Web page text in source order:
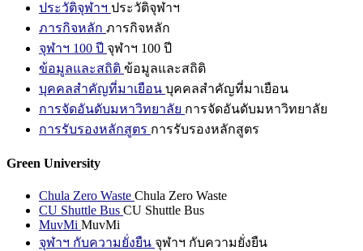
ประวัติจุฬาฯ ประวัติจุฬาฯ
ภารกิจหลัก ภารกิจหลัก
จุฬาฯ 100 ปี จุฬาฯ 100 ปี
ข้อมูลและสถิติ ข้อมูลและสถิติ
บุคคลสำคัญที่มาเยือน บุคคลสำคัญที่มาเยือน
การจัดอันดับมหาวิทยาลัย การจัดอันดับมหาวิทยาลัย
การรับรองหลักสูตร การรับรองหลักสูตร
Green University
Chula Zero Waste Chula Zero Waste
CU Shuttle Bus CU Shuttle Bus
MuvMi MuvMi
จุฬาฯ กับความยั่งยืน จุฬาฯ กับความยั่งยืน